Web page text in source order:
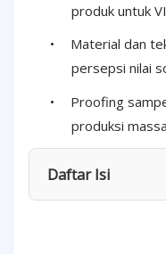
produk untuk
•
Material dan
persepsi nilai
•
Proofing
produksi
Daftar Isi